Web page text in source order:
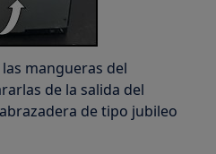
mangueras del
de la salida del
de tipo jubileo